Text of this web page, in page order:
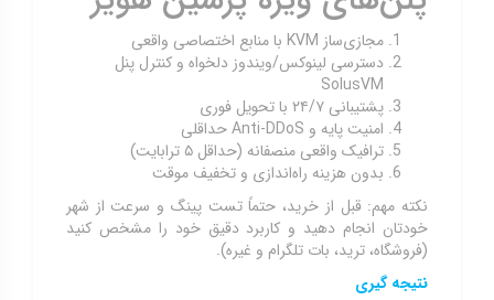
مجازی‌ساز KVM با منابع اختصاصی واقعی
دسترسی لینوکس/ویندوز دلخواه و کنترل پنل
SolusVM
پشتیبانی ۲۴/۷ با تحویل فوری
امنیت پایه و Anti-DDoS حداقلی
ترافیک واقعی منصفانه (حداقل ۵ ترابایت)
بدون هزینه راه‌اندازی و تخفیف موقت
نکته مهم: قبل از خرید، حتماً تست پینگ و سرعت از شهر
خودتان انجام دهید و کاربرد دقیق خود را مشخص کنید
(فروشگاه، ترید، بات تلگرام و غیره).
نتیجه گیری